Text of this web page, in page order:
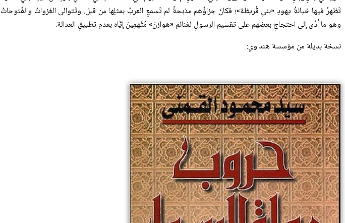
تَظهرُ فيها خيانةُ يهودِ «بني قُريظة»؛ فكانَ جزاؤُهم مذبحةً لم تَسمعِ العربُ بمثلِها من قبل. وتَتوالى الغزواتُ
وهو ما أدَّى إلى احتجاجِ بعضِهم على تقسيمِ الرسولِ لغنائمِ «هوازنَ» مُتَّهِمِينَ إيَّاه بعدمِ تطبيقِ العدالة.
نسخة بديلة من مؤسسة هنداوي: